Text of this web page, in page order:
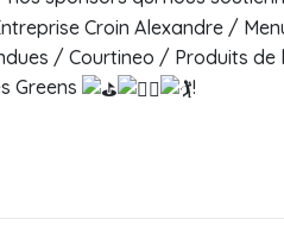
Croin Alexandre /
/ Courtineo / Produits de
Greens
!